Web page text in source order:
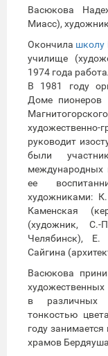
Васюкова
Миасс),
Окончила школу
училище
1974 года
В 1981 году
Доме
художественно-
руководит
были
международных
ее
художниками:
Каменская
(художник, С.-
Челябинск), Е.
Сайгина
Васюкова
в различных
тонкостью
году
храмов